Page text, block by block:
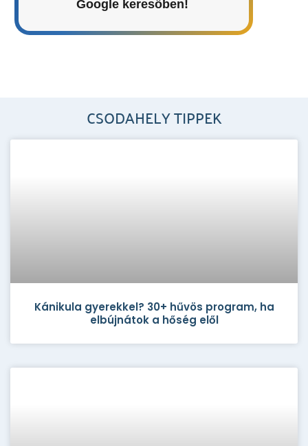
Google keresőben!
CSODAHELY TIPPEK
Kánikula gyerekkel? 30+ hűvös program, ha
elbújnátok a hőség elől